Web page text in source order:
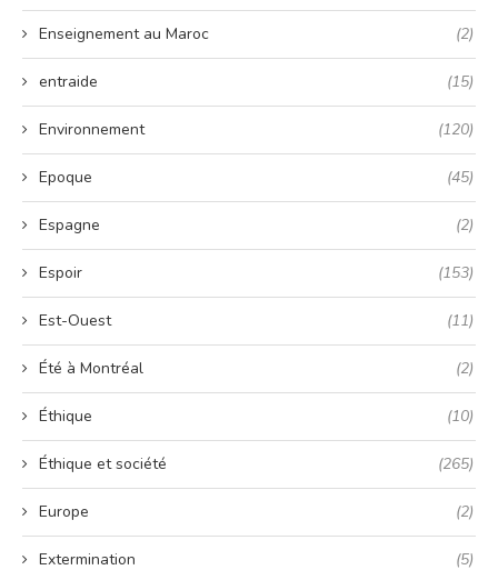
Enseignement au Maroc (2)
entraide (15)
Environnement (120)
Epoque (45)
Espagne (2)
Espoir (153)
Est-Ouest (11)
Été à Montréal (2)
Éthique (10)
Éthique et société (265)
Europe (2)
Extermination (5)